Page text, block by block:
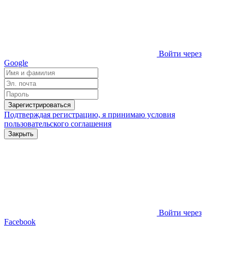
Войти через
Google
Зарегистрироваться
Подтверждая регистрацию, я принимаю условия
пользовательского соглашения
Закрыть
Войти через
Facebook